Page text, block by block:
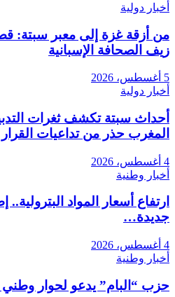
دولية
أزقة غزة إلى معبر سبتة: قصة
الصحافة الإسبانية
دولية
سبتة تكشف ثغرات التدبير
حذر من تداعيات القرار
وطنية
أسعار المواد البترولية..
وطنية
“البام” يدعو لحوار وطني